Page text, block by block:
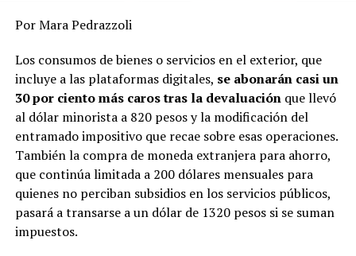
Por Mara Pedrazzoli
Los consumos de bienes o servicios en el exterior, que
incluye a las plataformas digitales, se abonarán casi un
30 por ciento más caros tras la devaluaciónque llevó
al dólar minorista a 820 pesos y la modificación del
entramado impositivo que recae sobre esas operaciones.
También la compra de moneda extranjera para ahorro,
que continúa limitada a 200 dólares mensuales para
quienes no perciban subsidios en los servicios públicos,
pasará a transarse a un dólar de 1320 pesos si se suman
impuestos.